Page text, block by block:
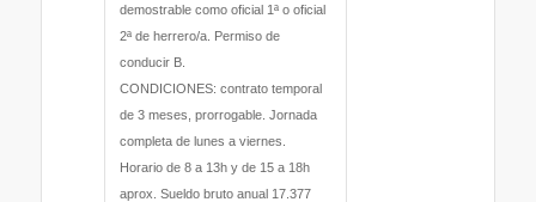
demostrable como oficial 1ª o oficial
2ª de herrero/a. Permiso de
conducir B.
CONDICIONES: contrato temporal
de 3 meses, prorrogable. Jornada
completa de lunes a viernes.
Horario de 8 a 13h y de 15 a 18h
aprox. Sueldo bruto anual 17.377